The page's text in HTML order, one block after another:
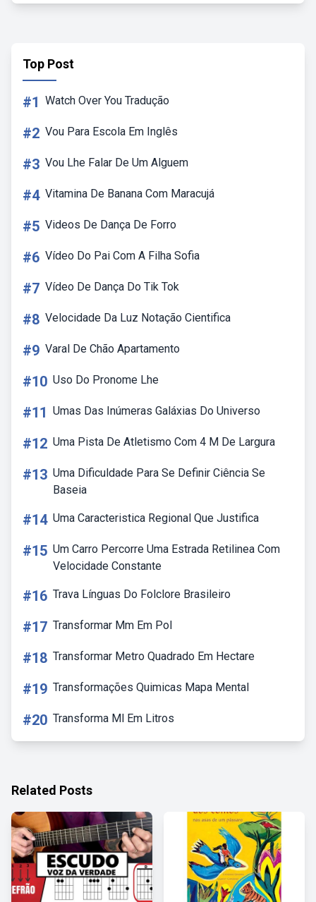
Top Post
#1 Watch Over You Tradução
#2 Vou Para Escola Em Inglês
#3 Vou Lhe Falar De Um Alguem
#4 Vitamina De Banana Com Maracujá
#5 Videos De Dança De Forro
#6 Vídeo Do Pai Com A Filha Sofia
#7 Vídeo De Dança Do Tik Tok
#8 Velocidade Da Luz Notação Cientifica
#9 Varal De Chão Apartamento
#10 Uso Do Pronome Lhe
#11 Umas Das Inúmeras Galáxias Do Universo
#12 Uma Pista De Atletismo Com 4 M De Largura
#13 Uma Dificuldade Para Se Definir Ciência Se
Baseia
#14 Uma Caracteristica Regional Que Justifica
#15 Um Carro Percorre Uma Estrada Retilinea Com
Velocidade Constante
#16 Trava Línguas Do Folclore Brasileiro
#17 Transformar Mm Em Pol
#18 Transformar Metro Quadrado Em Hectare
#19 Transformações Quimicas Mapa Mental
#20 Transforma Ml Em Litros
Related Posts